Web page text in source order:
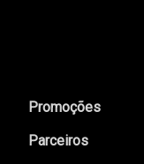
Promoções
Parceiros